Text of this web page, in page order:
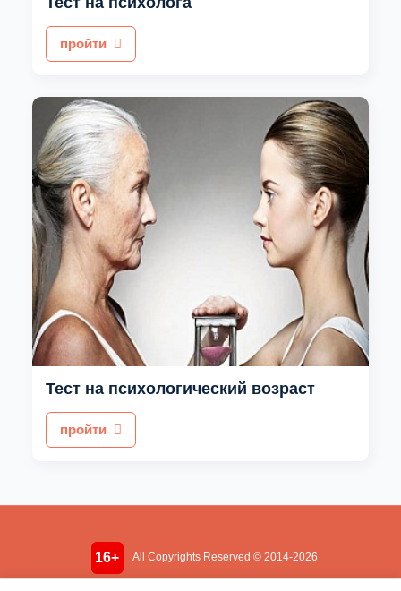
пройти
Тест на психологический возраст
пройти
16+ All Copyrights Reserved © 2014-2026